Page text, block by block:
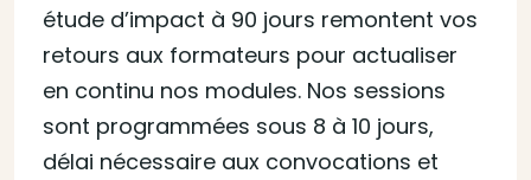
étude d’impact à 90 jours remontent vos
retours aux formateurs pour actualiser
en continu nos modules. Nos sessions
sont programmées sous 8 à 10 jours,
délai nécessaire aux convocations et